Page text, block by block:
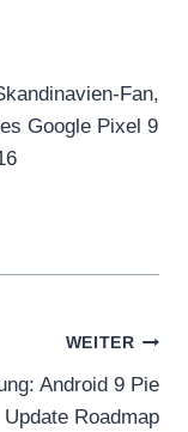
Fan,
Google Pixel 9
WEITER
Android 9 Pie
Update Roadmap